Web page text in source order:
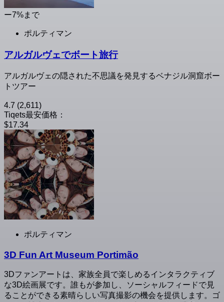
ー7%まで
ポルティマン
アルガルヴェでボート旅行
アルガルヴェの隠された不思議を発見するベナジル洞窟ボー
トツアー
4.7 (2,611)
Tiqets最安価格：
$17.34
ポルティマン
3D Fun Art Museum Portimão
3Dファンアートは、家族全員で楽しめるインタラクティブ
な3D絵画展です。誰もが参加し、ソーシャルフィードで見
ることができる素晴らしい写真撮影の機会を提供します。ゴ